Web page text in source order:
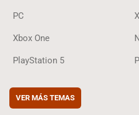
PC
Xbox One
PlayStation 5
VER MÁS TEMAS